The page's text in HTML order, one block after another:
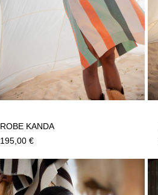
ROBE KANDA
195,00 €